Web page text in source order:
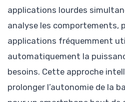
applications lourdes
analyse les comportements,
applications fréquemment
automatiquement la
besoins. Cette approche
prolonger l’autonomie de la